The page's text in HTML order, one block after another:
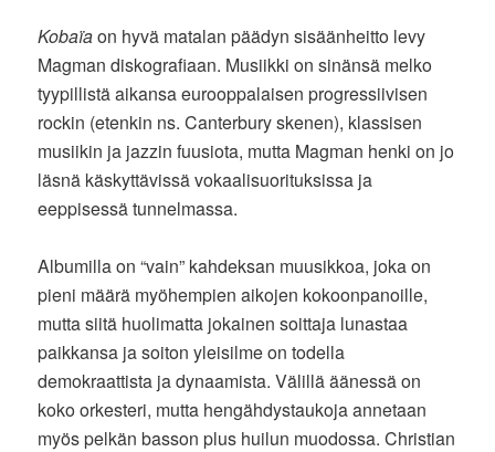
Kobaïaon hyvä matalan päädyn sisäänheitto levy
Magman diskografiaan. Musiikki on sinänsä melko
tyypillistä aikansa eurooppalaisen progressiivisen
rockin (etenkin ns. Canterbury skenen), klassisen
musiikin ja jazzin fuusiota, mutta Magman henki on jo
läsnä käskyttävissä vokaalisuorituksissa ja
eeppisessä tunnelmassa.
Albumilla on “vain” kahdeksan muusikkoa, joka on
pieni määrä myöhempien aikojen kokoonpanoille,
mutta siitä huolimatta jokainen soittaja lunastaa
paikkansa ja soiton yleisilme on todella
demokraattista ja dynaamista. Välillä äänessä on
koko orkesteri, mutta hengähdystaukoja annetaan
myös pelkän basson plus huilun muodossa. Christian